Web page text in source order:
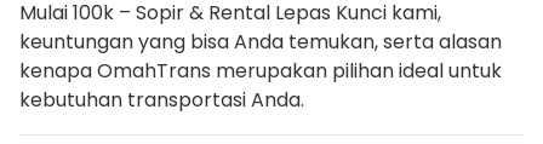
Mulai 100k – Sopir & Rental Lepas Kunci kami,
keuntungan yang bisa Anda temukan, serta alasan
kenapa OmahTrans merupakan pilihan ideal untuk
kebutuhan transportasi Anda.